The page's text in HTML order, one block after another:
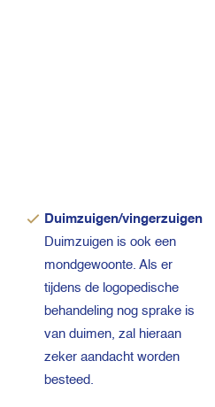
Duimzuigen/vingerzuigen
Duimzuigen is ook een
mondgewoonte. Als er
tijdens de logopedische
behandeling nog sprake is
van duimen, zal hieraan
zeker aandacht worden
besteed.